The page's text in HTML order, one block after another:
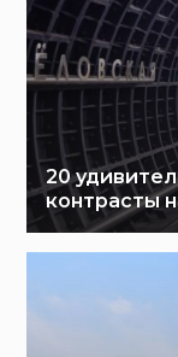
20
контрасты